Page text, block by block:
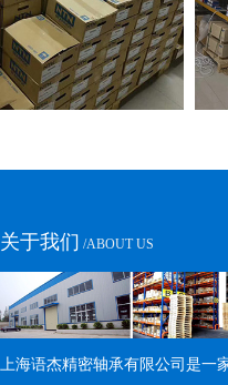
关于我们 /ABOUT US
上海语杰精密轴承有限公司是一